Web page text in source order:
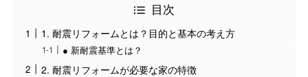
目次
1. 耐震リフォームとは？目的と基本の考え方
● 新耐震基準とは？
2. 耐震リフォームが必要な家の特徴